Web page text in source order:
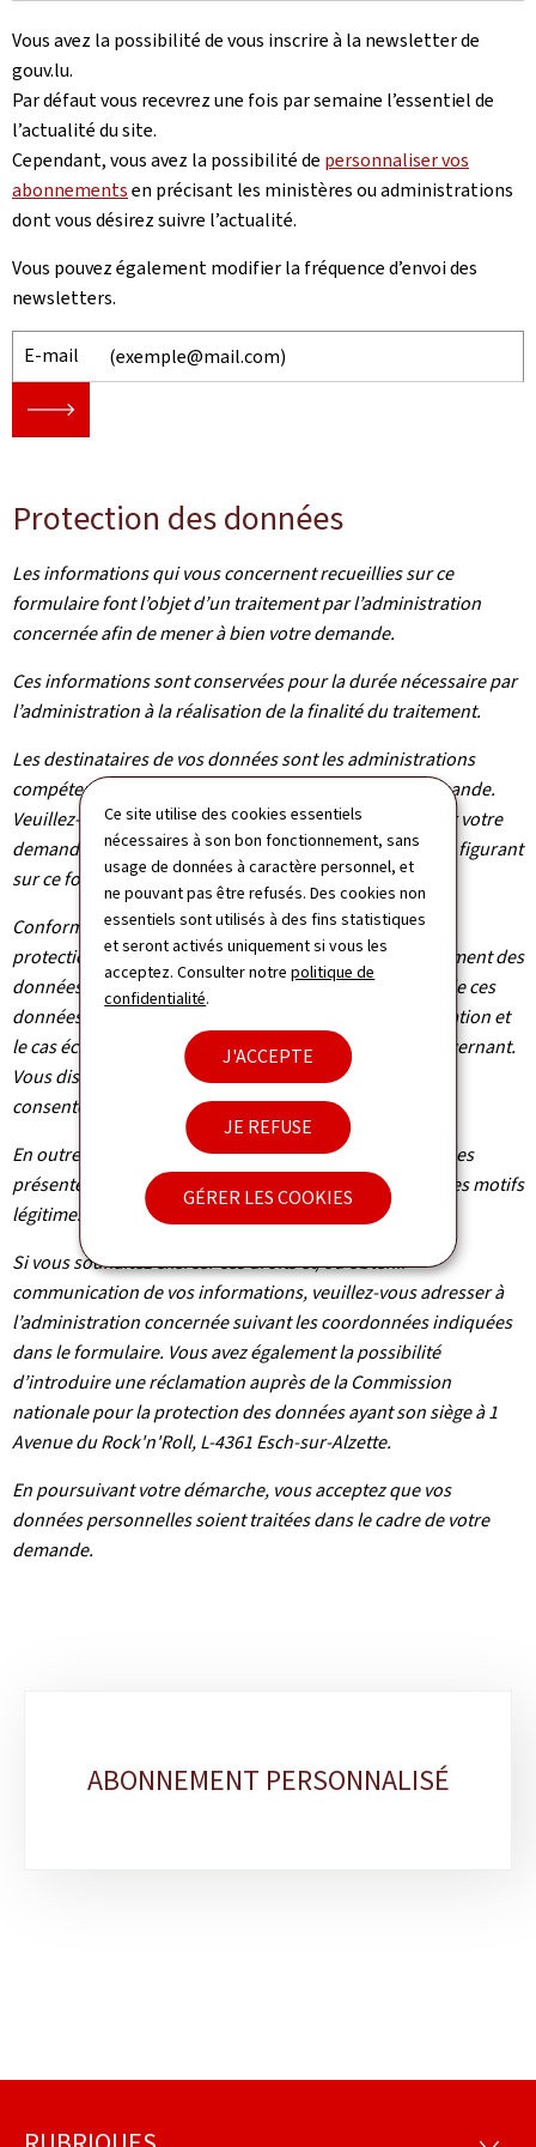
Ce site utilise des cookies essentiels
nécessaires à son bon fonctionnement, sans
usage de données à caractère personnel, et
ne pouvant pas être refusés. Des cookies non
essentiels sont utilisés à des fins statistiques
et seront activés uniquement si vous les
acceptez. Consulter notrepolitique de
confidentialité.
J'ACCEPTE
JE REFUSE
GÉRER LES COOKIES
Vous avez la possibilité de vous inscrire à la newsletter de
gouv.lu.
Par défaut vous recevrez une fois par semaine l’essentiel de
l’actualité du site.
Cependant, vous avez la possibilité de personnaliser vos
abonnementsen précisant les ministères ou administrations
dont vous désirez suivre l’actualité.
Vous pouvez également modifier la fréquence d’envoi des
newsletters.
E-mail
🡒
Protection des données
Les informations qui vous concernent recueillies sur ce
formulaire font l’objet d’un traitement par l’administration
concernée afin de mener à bien votre demande.
Ces informations sont conservées pour la durée nécessaire par
l’administration à la réalisation de la finalité du traitement.
Les destinataires de vos données sont les administrations
compétentes dans le cadre du traitement de votre demande.
Veuillez-vous adresser à l’administration concernée par votre
demande pour connaître les destinataires des données figurant
sur ce formulaire.
Conformément au règlement (UE) 2016/679 relatif à la
protection des personnes physiques à l'égard du traitement des
données à caractère personnel et à la libre circulation de ces
données, vous bénéficiez d’un droit d’accès, de rectification et
le cas échéant d’effacement des informations vous concernant.
Vous disposez également du droit de retirer votre
consentement à tout moment.
En outre et excepté le cas où le traitement de vos données
présente un caractère obligatoire, vous pouvez, pour des motifs
légitimes, vous y opposer.
Si vous souhaitez exercer ces droits et/ou obtenir
communication de vos informations, veuillez-vous adresser à
l’administration concernée suivant les coordonnées indiquées
dans le formulaire. Vous avez également la possibilité
d’introduire une réclamation auprès de la Commission
nationale pour la protection des données ayant son siège à 1
Avenue du Rock'n'Roll, L-4361 Esch-sur-Alzette.
En poursuivant votre démarche, vous acceptez que vos
données personnelles soient traitées dans le cadre de votre
demande.
rubriquesABONNEMENT PERSONNALISÉ